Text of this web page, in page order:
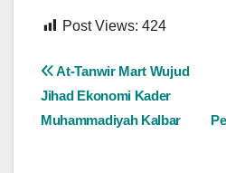
Post Views: 424
Navigasi
pos
At-Tanwir Mart Wujud
Jihad Ekonomi Kader
Muhammadiyah Kalbar